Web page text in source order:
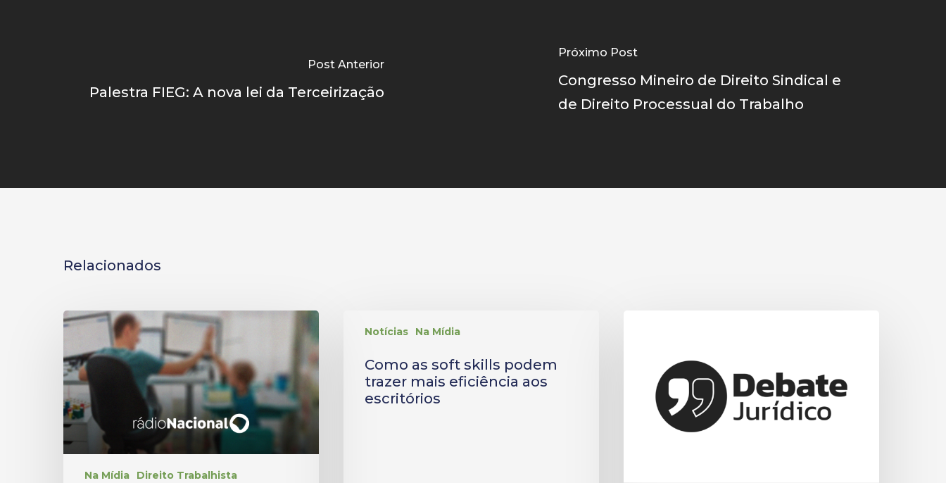
Post Anterior
Palestra FIEG: A nova lei da Terceirização
Próximo Post
Congresso Mineiro de Direito Sindical e
de Direito Processual do Trabalho
Relacionados
Na Mídia Direito Trabalhista
Notícias Na Mídia
Como as soft skills podem
trazer mais eficiência aos
escritórios